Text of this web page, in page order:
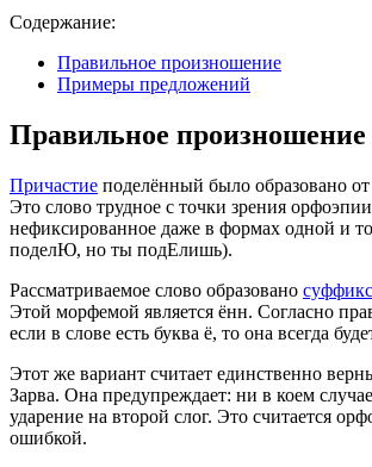
Содержание:
Правильное произношение
Примеры предложений
Правильное произношение
Причастие поделённый было образовано от
Это слово трудное с точки зрения
нефиксированное даже в формах одной и
поделЮ, но ты подЕлишь).
Рассматриваемое слово образовано
Этой морфемой является ённ. Согласно
если в слове есть буква ё, то она всегда
Этот же вариант считает единственно
Зарва. Она предупреждает: ни в коем
ударение на второй слог. Это считается
ошибкой.